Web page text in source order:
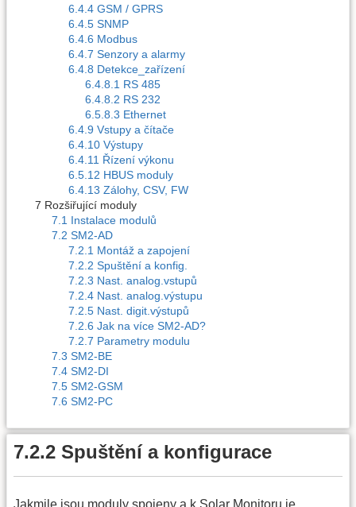
6.4.4 GSM / GPRS
6.4.5 SNMP
6.4.6 Modbus
6.4.7 Senzory a alarmy
6.4.8 Detekce_zařízení
6.4.8.1 RS 485
6.4.8.2 RS 232
6.5.8.3 Ethernet
6.4.9 Vstupy a čítače
6.4.10 Výstupy
6.4.11 Řízení výkonu
6.5.12 HBUS moduly
6.4.13 Zálohy, CSV, FW
7 Rozšiřující moduly
7.1 Instalace modulů
7.2 SM2-AD
7.2.1 Montáž a zapojení
7.2.2 Spuštění a konfig.
7.2.3 Nast. analog.vstupů
7.2.4 Nast. analog.výstupu
7.2.5 Nast. digit.výstupů
7.2.6 Jak na více SM2-AD?
7.2.7 Parametry modulu
7.3 SM2-BE
7.4 SM2-DI
7.5 SM2-GSM
7.6 SM2-PC
7.2.2 Spuštění a konfigurace
Jakmile jsou moduly spojeny a k Solar Monitoru je